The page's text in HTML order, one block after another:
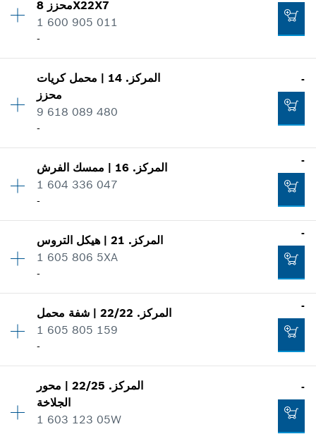
-
معلومات عن قطع الغيار
محزز8X22X7
1 600 905 011
-
الكمية 1
:
18
معلومات عن قطع الغيار
اعرض الصور
-
تضاف إلى سلة البضائع
المركز .
14
| محمل كريات
محزز
9 618 089 480
-
-
الكمية 1
فئة السعر:
27
إثبات الاستعمال
اعرض الصور
-
تضاف إلى سلة البضائع
المركز .
16
| ممسك الفرش
1 604 336 047
-
-
الكمية 2
فئة السعر:
18
إثبات الاستعمال
اعرض الصور
-
المركز .
21
| هيكل التروس
1 605 806 5XA
-
-
الكمية 1
فئة السعر:
30
إثبات الاستعمال
اعرض الصور
المركز .
22/22
| شفة محمل
1 605 805 159
-
-
فئة السعر :
30
معلومات عن قطع الغيار
المركز .
22/25
| محور
الجلاخة
1 603 123 05W
-